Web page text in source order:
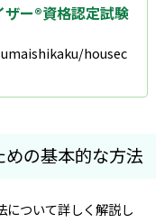
ー®資格認定試験
housec
の基本的な方法
について詳しく解説し